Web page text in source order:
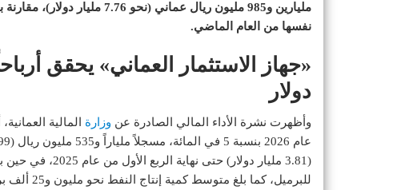
نفسها من العام الماضي.
دولار
وأظهرت نشرة الأداء المالي الصادرة عن وزارة المالية
للبرميل، كما بلغ متوسط كمية إنتاج النفط نحو مليون و25 ألف برميل يومياً.